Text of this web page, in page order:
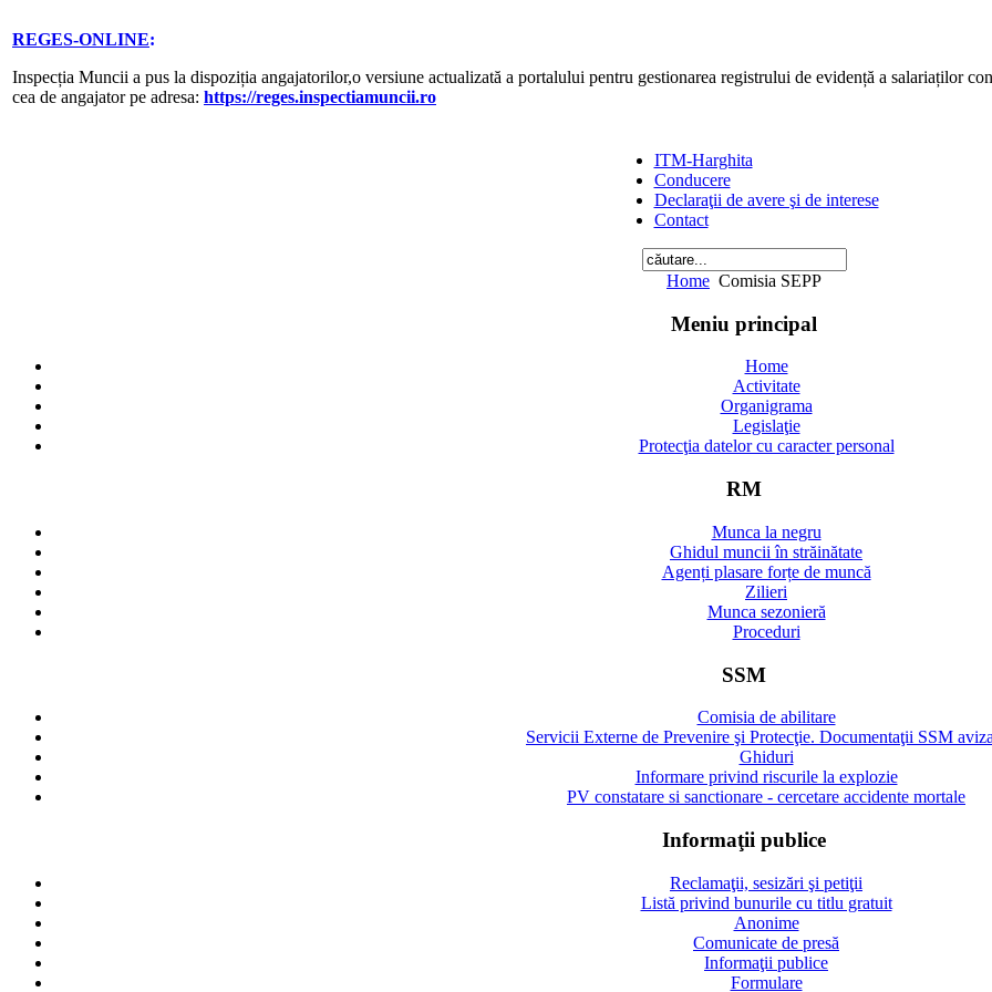
REGES-ONLINE:
Inspecția Muncii a pus la dispoziția angajatorilor,o versiune actualizată a portalului pentru gestionarea registrului de evidență a salariaților
cea de angajator pe adresa: https://reges.inspectiamuncii.ro
ITM-Harghita
Conducere
Declaraţii de avere şi de interese
Contact
Home Comisia SEPP
Meniu principal
Home
Activitate
Organigrama
Legislaţie
Protecţia datelor cu caracter personal
RM
Munca la negru
Ghidul muncii în străinătate
Agenți plasare forțe de muncă
Zilieri
Munca sezonieră
Proceduri
SSM
Comisia de abilitare
Servicii Externe de Prevenire şi Protecţie. Documentaţii SSM
Ghiduri
Informare privind riscurile la explozie
PV constatare si sanctionare - cercetare accidente mortale
Informaţii publice
Reclamaţii, sesizări şi petiţii
Listă privind bunurile cu titlu gratuit
Anonime
Comunicate de presă
Informaţii publice
Formulare